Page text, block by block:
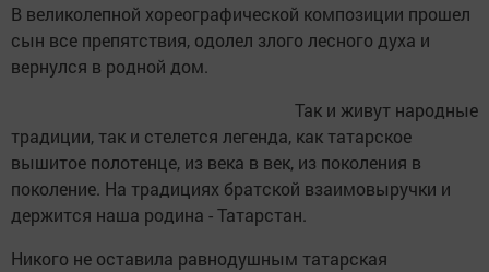
В великолепной хореографической композиции прошел
сын все препятствия, одолел злого лесного духа и
вернулся в родной дом.
Так и живут народные
традиции, так и стелется легенда, как татарское
вышитое полотенце, из века в век, из поколения в
поколение. На традициях братской взаимовыручки и
держится наша родина - Татарстан.
Никого не оставила равнодушным татарская